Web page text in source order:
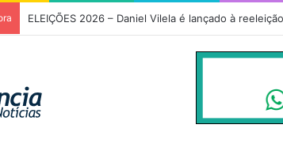
ELEIÇÕES 2026 – Daniel Vilela é lançado à